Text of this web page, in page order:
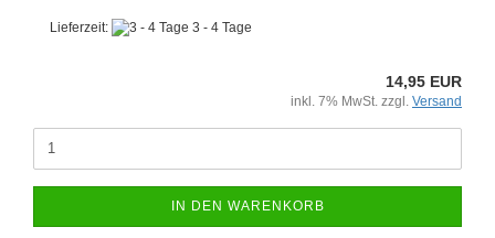
Lieferzeit: 3 - 4 Tage
14,95 EUR
inkl. 7% MwSt. zzgl. Versand
IN DEN WARENKORB